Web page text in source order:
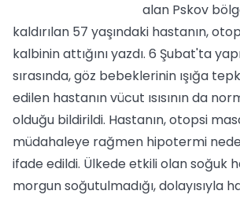
alan Pskov
kaldırılan 57 yaşındaki hastanın,
kalbinin attığını yazdı. 6 Şubat'ta
sırasında, göz bebeklerinin ışığa
edilen hastanın vücut ısısının da
olduğu bildirildi. Hastanın, otopsi
müdahaleye rağmen hipotermi
ifade edildi. Ülkede etkili olan soğuk
morgun soğutulmadığı, dolayısıyla